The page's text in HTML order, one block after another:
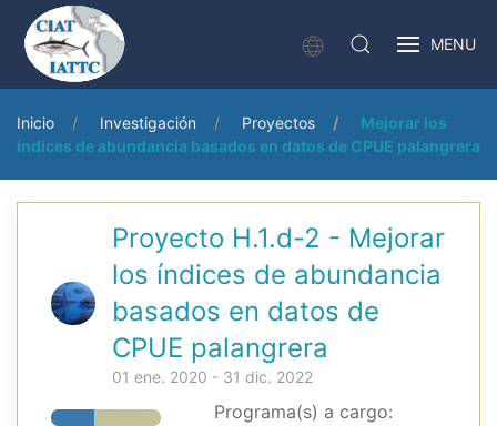
MENU
Inicio Investigación Proyectos
Mejorar los
índices de abundancia basados en datos de CPUE palangrera
Proyecto H.1.d-2 - Mejorar
los índices de abundancia
basados en datos de
CPUE palangrera
01 ene. 2020 - 31 dic. 2022
Programa(s) a cargo: